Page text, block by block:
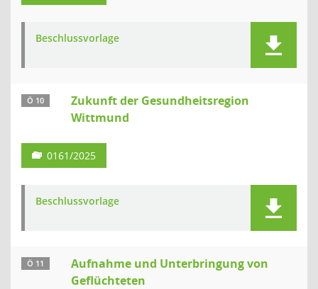
Beschlussvorlage
Ö 10
Zukunft der Gesundheitsregion
Wittmund
0161/2025
Beschlussvorlage
Ö 11
Aufnahme und Unterbringung von
Geflüchteten